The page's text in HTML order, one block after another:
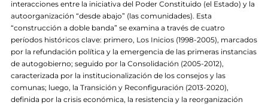
interacciones entre la iniciativa del Poder Constituido (el Estado) y la
autoorganización “desde abajo” (las comunidades). Esta
“construcción a doble banda” se examina a través de cuatro
períodos históricos clave: primero, Los Inicios (1998-2005), marcados
por la refundación política y la emergencia de las primeras instancias
de autogobierno; seguido por la Consolidación (2005-2012),
caracterizada por la institucionalización de los consejos y las
comunas; luego, la Transición y Reconfiguración (2013-2020),
definida por la crisis económica, la resistencia y la reorganización